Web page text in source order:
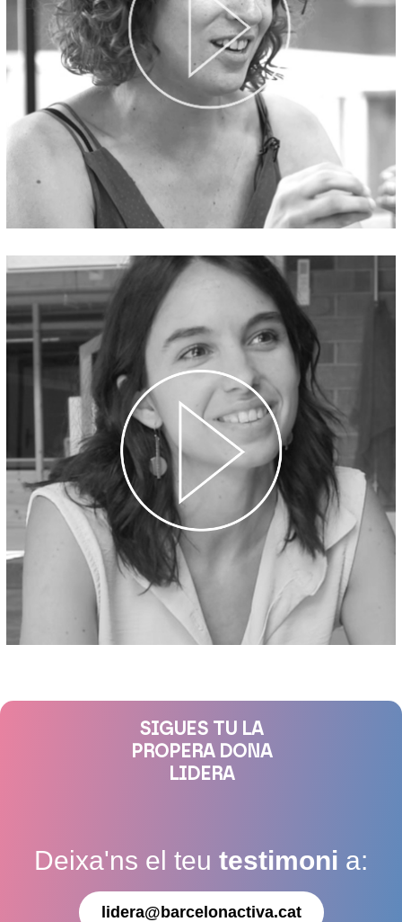
SIGUES TU LA
PROPERA DONA
LIDERA
Deixa'ns el teu testimoni a:
lidera@barcelonactiva.cat